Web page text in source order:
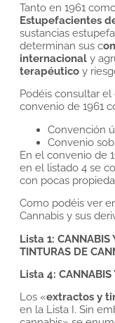
Tanto en 1961
Estupefacientes
sustancias
determinan sus c
internacionaly
terapéuticoy
Podéis consultar
convenio de 1961
Convención
Convenio
En el convenio de
en el listado 4 se
con pocas
Como podéis ver
Cannabis y sus
Lista 1: CANNABIS
TINTURAS DE
Lista 4: CANNABIS
Los «extractos y
en la Lista I. Sin